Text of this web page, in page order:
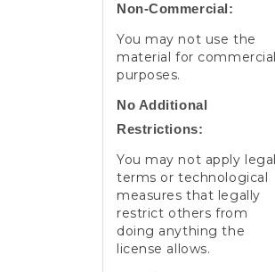
Non-Commercial:
You may not use the
material for commercial
purposes.
No Additional
Restrictions:
You may not apply legal
terms or technological
measures that legally
restrict others from
doing anything the
license allows.